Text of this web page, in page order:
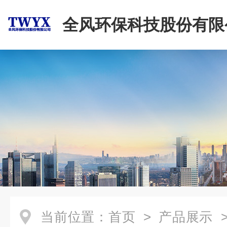
全风环保科技股份有
当前位置： 首页 > 产品展示